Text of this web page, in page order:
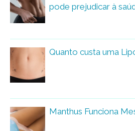
pode prejudicar à
Quanto custa uma
Manthus Funciona